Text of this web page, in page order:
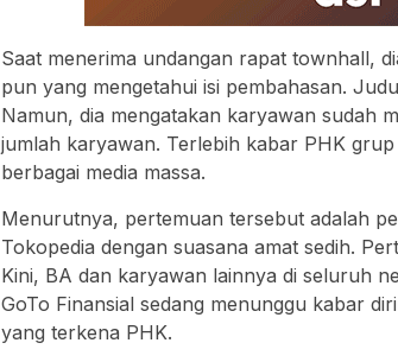
Saat menerima undangan rapat townhall,
pun yang mengetahui isi pembahasan.
Namun, dia mengatakan karyawan sudah
jumlah karyawan. Terlebih kabar PHK
berbagai media massa.
Menurutnya, pertemuan tersebut adalah
Tokopedia dengan suasana amat sedih.
Kini, BA dan karyawan lainnya di seluruh
GoTo Finansial sedang menunggu kabar
yang terkena PHK.